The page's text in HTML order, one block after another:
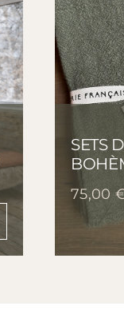
SETS
75,00